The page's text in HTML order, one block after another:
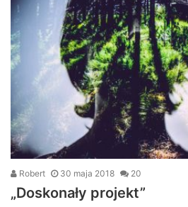
Robert 30 maja 2018 20
„Doskonały projekt”